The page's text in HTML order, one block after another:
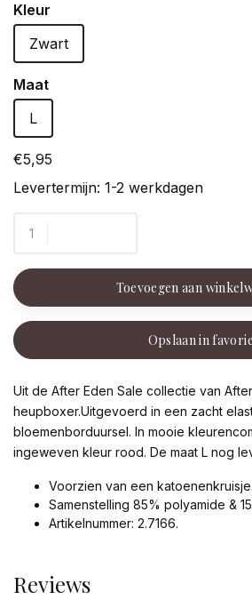
Kleur
Zwart
Maat
L
€5,95
Levertermijn: 1-2 werkdagen
Toevoegen aan
Opslaan in
Uit de After Eden Sale collectie van
heupboxer.Uitgevoerd in een zacht
bloemenborduursel. In mooie
ingeweven kleur rood. De maat L nog
Voorzien van een katoenenkruisje.
Samenstelling 85% polyamide &
Artikelnummer: 2.7166.
Reviews